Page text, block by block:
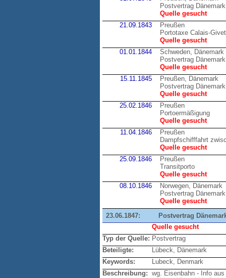
Postvertrag
Quelle gesucht
21.09.1843
Preußen
Portotaxe Calais-Givet
Quelle gesucht
01.01.1844
Schweden, Dänemark
Postvertrag
Quelle gesucht
15.11.1845
Preußen, Dänemark
Postvertrag
Quelle gesucht
25.02.1846
Preußen
Portoermäßigung
Quelle gesucht
11.04.1846
Preußen
Dampfschifffahrt
Quelle gesucht
25.09.1846
Preußen
Transitporto
Quelle gesucht
08.10.1846
Norwegen, Dänemark
Postvertrag
Quelle gesucht
23.06.1847:
Postvertrag
Quelle gesucht
Typ der Quelle: Postvertrag
Beteiligte:
Lübeck, Dänemark
Keywords:
Lubeck, Denmark
Beschreibung: wg. Eisenbahn - Info